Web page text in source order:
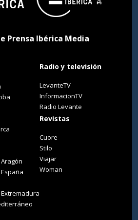
Prensa Ibérica Media
Radio y televisión
LevanteTV
InformacionTV
Radio Levante
Revistas
Cuore
Stilo
Viajar
Woman